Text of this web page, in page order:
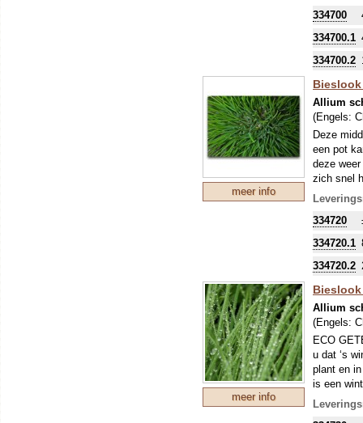
334700
334700.1
334700.2
meer info
Allium
(Engels:
Deze
een pot
deze
zich snel
334720
334720.1
334720.2
meer info
Allium
(Engels:
ECO
u dat ‘s
plant en
is een